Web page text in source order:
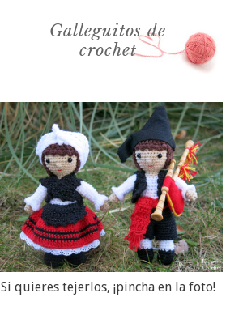
Galleguitos de
crochet
Si quieres tejerlos, ¡pincha en la foto!